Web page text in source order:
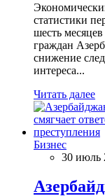
статистики
шесть
граждан
снижение
интереса...
Читать далее
Бизнес
30 июль